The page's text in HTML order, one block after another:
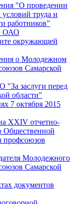
"О проведении
труда и
работников"
ОАО
окружающей
о Молодежном
Самарской
заслуги перед
области"
7 октября 2015
XXIV отчетно-
профсоюзов
Молодежного
Самарской
документов